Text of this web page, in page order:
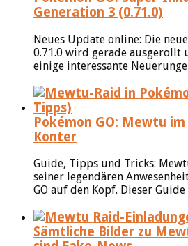
Generation 3 (0.71.0)
Neues Update online: Die
0.71.0 wird gerade ausgerollt
einige interessante
Pokémon GO: Mewtu
Konter
Guide, Tipps und Tricks:
seiner legendären
GO auf den Kopf. Dieser Guide
Sämtliche Bilder zu